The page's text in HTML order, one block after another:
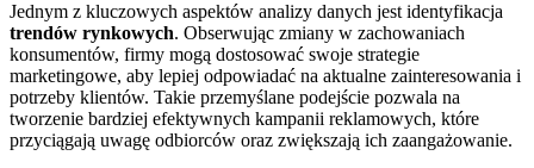
Jednym z kluczowych aspektów analizy danych jest identyfikacja
trendów rynkowych. Obserwując zmiany w zachowaniach
konsumentów, firmy mogą dostosować swoje strategie
marketingowe, aby lepiej odpowiadać na aktualne zainteresowania i
potrzeby klientów. Takie przemyślane podejście pozwala na
tworzenie bardziej efektywnych kampanii reklamowych, które
przyciągają uwagę odbiorców oraz zwiększają ich zaangażowanie.